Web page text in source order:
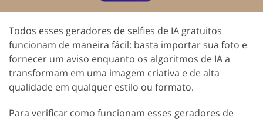
Todos esses geradores de selfies de IA gratuitos
funcionam de maneira fácil: basta importar sua foto e
fornecer um aviso enquanto os algoritmos de IA a
transformam em uma imagem criativa e de alta
qualidade em qualquer estilo ou formato.
Para verificar como funcionam esses geradores de